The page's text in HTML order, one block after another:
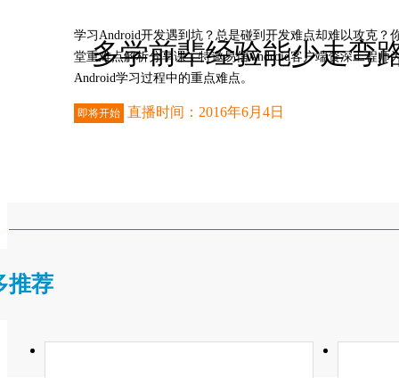
学习Android开发遇到坑？总是碰到开发难点却难以攻克？
堂重难点解析分享课，特邀易信Android客户端资深工程师
Android学习过程中的重点难点。
即将开始 直播时间：2016年6月4日
多学前辈经验能少走弯
推荐